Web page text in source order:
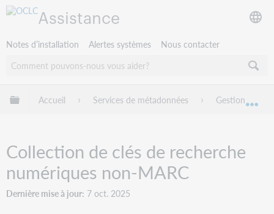
Assistance
Notes d’installation Alertes systèmes Nous contacter
Développer/réduire la hiérarchie globale
Accueil Services de métadonnées Gestion des
Collection de clés de recherche
numériques non-MARC
Dernière mise à jour 7 oct. 2025